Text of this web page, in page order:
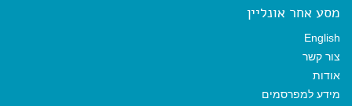
מסע אחר אונליין
English
צור קשר
אודות
מידע למפרסמים